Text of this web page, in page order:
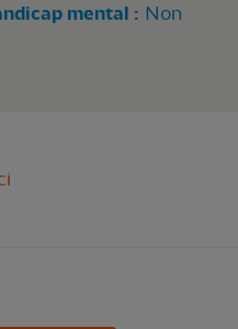
mental : Non